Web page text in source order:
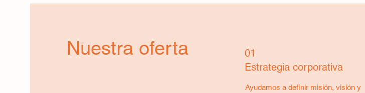
Nuestra oferta
01
Estrategia corporativa
Ayudamos a definir misión, visión y